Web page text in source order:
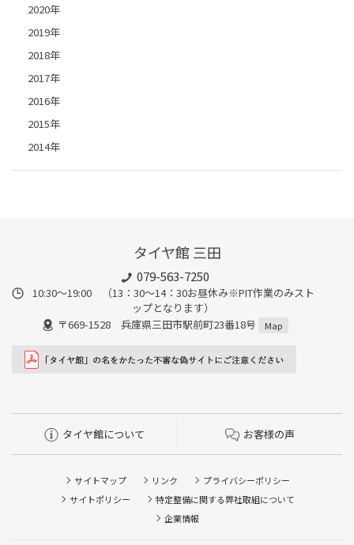
2020年
2019年
2018年
2017年
2016年
2015年
2014年
タイヤ館 三田
079-563-7250
10:30～19:00 （13：30～14：30お昼休み※PIT作業のみスト
ップとなります）
〒669-1528 兵庫県三田市駅前町23番18号
Map
タイヤ館について お客様の声
サイトマップ リンク
プライバシーポリシー
サイトポリシー
特定整備に関する弊社取組について
企業情報